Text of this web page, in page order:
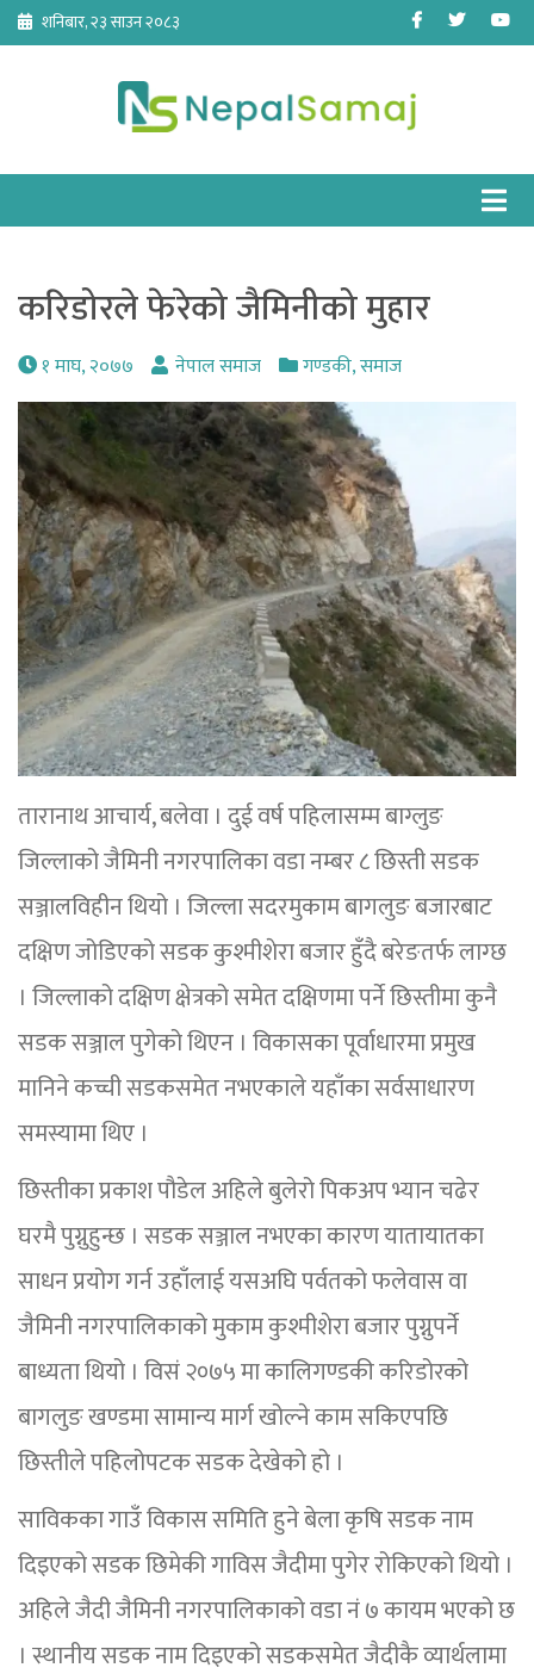
Skip
content
शनिबार, २३ साउन २०८३ Facebook
Twitter
करिडोरले फेरेको जैमिनीको मुहार
१ माघ, २०७७ नेपाल समाज गण्डकी,समाज
तारानाथ आचार्य, बलेवा । दुई वर्ष पहिलासम्म बाग्लुङ
जिल्लाको जैमिनी नगरपालिका वडा नम्बर ८ छिस्ती सडक
सञ्जालविहीन थियो । जिल्ला सदरमुकाम बागलुङ बजारबाट
दक्षिण जोडिएको सडक कुश्मीशेरा बजार हुँदै बरेङतर्फ लाग्छ
। जिल्लाको दक्षिण क्षेत्रको समेत दक्षिणमा पर्ने छिस्तीमा कुनै
सडक सञ्जाल पुगेको थिएन । विकासका पूर्वाधारमा प्रमुख
मानिने कच्ची सडकसमेत नभएकाले यहाँका सर्वसाधारण
समस्यामा थिए ।
छिस्तीका प्रकाश पौडेल अहिले बुलेरो पिकअप भ्यान चढेर
घरमै पुग्नुहुन्छ । सडक सञ्जाल नभएका कारण यातायातका
साधन प्रयोग गर्न उहाँलाई यसअघि पर्वतको फलेवास वा
जैमिनी नगरपालिकाको मुकाम कुश्मीशेरा बजार पुग्नुपर्ने
बाध्यता थियो । विसं २०७५ मा कालिगण्डकी करिडोरको
बागलुङ खण्डमा सामान्य मार्ग खोल्ने काम सकिएपछि
छिस्तीले पहिलोपटक सडक देखेको हो ।
साविकका गाउँ विकास समिति हुने बेला कृषि सडक नाम
दिइएको सडक छिमेकी गाविस जैदीमा पुगेर रोकिएको थियो ।
अहिले जैदी जैमिनी नगरपालिकाको वडा नं ७ कायम भएको छ
। स्थानीय सडक नाम दिइएको सडकसमेत जैदीकै व्यार्थलामा